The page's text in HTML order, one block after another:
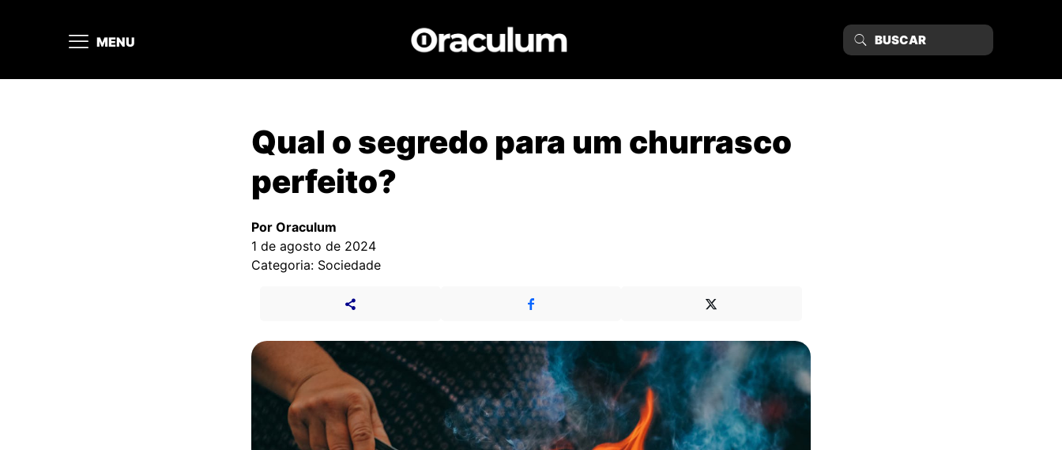
MENU
Qual o segredo para um churrasco
perfeito?
Por Oraculum
1 de agosto de 2024
Categoria: Sociedade